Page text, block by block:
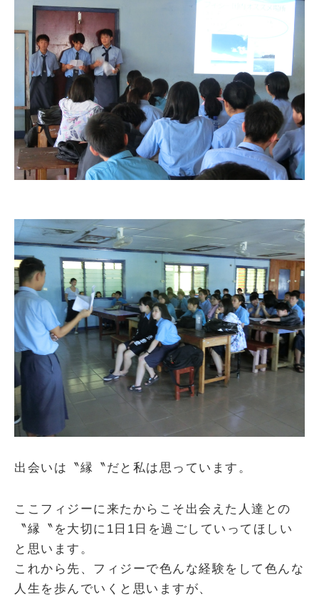
出会いは〝縁〝だと私は思っています。
ここフィジーに来たからこそ出会えた人達との
〝縁〝を大切に1日1日を過ごしていってほしい
と思います。
これから先、フィジーで色んな経験をして色んな
人生を歩んでいくと思いますが、